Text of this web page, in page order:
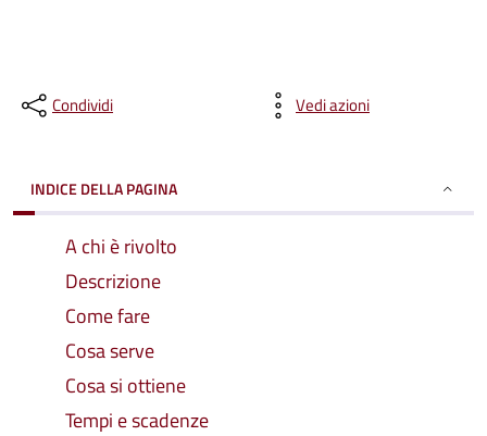
Condividi Vedi azioni
INDICE DELLA PAGINA
A chi è rivolto
Descrizione
Come fare
Cosa serve
Cosa si ottiene
Tempi e scadenze